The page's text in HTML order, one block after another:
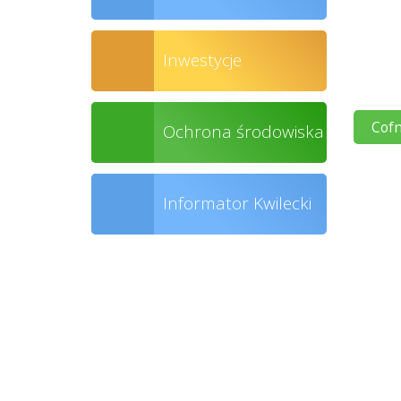
Inwestycje
Ochrona środowiska
Informator Kwilecki